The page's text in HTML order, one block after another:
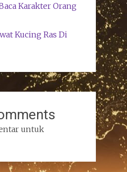
Karakter Orang
Kucing Ras Di
untuk